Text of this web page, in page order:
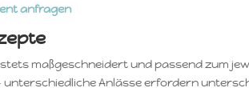
anfragen
maßgeschneidert und passend zum
Anlässe erfordern